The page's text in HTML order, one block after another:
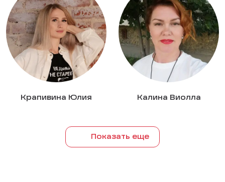
Крапивина Юлия Калина Виолла
Показать еще